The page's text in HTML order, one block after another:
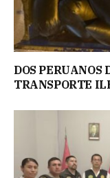
DOS PERUANOS
TRANSPORTE